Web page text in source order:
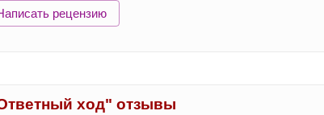
рецензию
ход" отзывы